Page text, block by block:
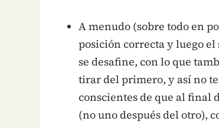
A menudo (sobre todo en
posición correcta y luego
se desafine, con lo que
tirar del primero, y así no
conscientes de que al final
(no uno después del otro),